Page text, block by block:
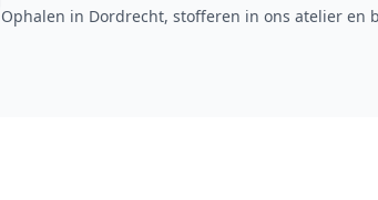
Ophalen in Dordrecht, stofferen in ons atelier en